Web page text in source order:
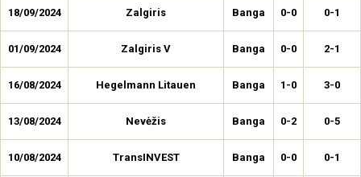
18/09/2024 Zalgiris Banga 0-0 0-1
01/09/2024 Zalgiris V Banga 0-0 2-1
16/08/2024 Hegelmann Litauen Banga 1-0 3-0
13/08/2024 Nevėžis Banga 0-2 0-5
10/08/2024 TransINVEST Banga 0-0 0-1